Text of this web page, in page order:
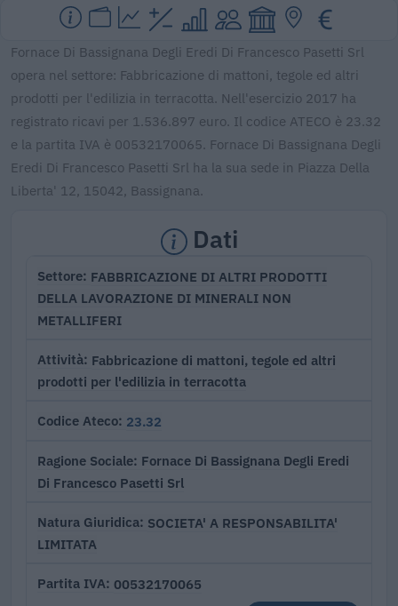
Fornace Di Bassignana Degli Eredi Di Francesco Pasetti Srl
opera nel settore: Fabbricazione di mattoni, tegole ed altri
prodotti per l'edilizia in terracotta. Nell'esercizio 2017 ha
registrato ricavi per 1.536.897 euro. Il codice ATECO è 23.32
e la partita IVA è 00532170065. Fornace Di Bassignana Degli
Eredi Di Francesco Pasetti Srl ha la sua sede in Piazza Della
Liberta' 12, 15042, Bassignana.
Dati
Settore FABBRICAZIONE DI ALTRI PRODOTTI
DELLA LAVORAZIONE DI MINERALI NON
METALLIFERI
Attività Fabbricazione di mattoni, tegole ed altri
prodotti per l'edilizia in terracotta
Codice Ateco 23.32
Ragione Sociale Fornace Di Bassignana Degli Eredi
Di Francesco Pasetti Srl
Natura Giuridica SOCIETA' A RESPONSABILITA'
LIMITATA
Partita IVA 00532170065